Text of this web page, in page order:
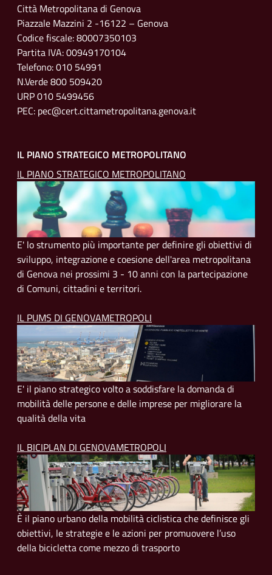
Città Metropolitana di Genova
Piazzale Mazzini 2 -16122 – Genova
Codice fiscale: 80007350103
Partita IVA: 00949170104
Telefono: 010 54991
N.Verde 800 509420
URP 010 5499456
PEC: pec@cert.cittametropolitana.genova.it
IL PIANO STRATEGICO METROPOLITANO
IL PIANO STRATEGICO METROPOLITANO
E' lo strumento più importante per definire gli obiettivi di
sviluppo, integrazione e coesione dell'area metropolitana
di Genova nei prossimi 3 - 10 anni con la partecipazione
di Comuni, cittadini e territori.
IL PUMS DI GENOVAMETROPOLI
E' il piano strategico volto a soddisfare la domanda di
mobilità delle persone e delle imprese per migliorare la
qualità della vita
IL BICIPLAN DI GENOVAMETROPOLI
È il piano urbano della mobilità ciclistica che definisce gli
obiettivi, le strategie e le azioni per promuovere l’uso
della bicicletta come mezzo di trasporto